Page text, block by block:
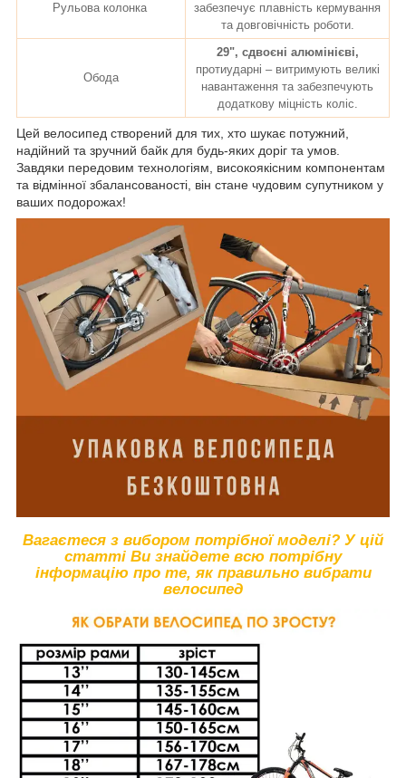
Рульова колонка
забезпечує плавність кермування
та довговічність роботи.
Обода
29", сдвоєні алюмінієві,
протиударні – витримують великі
навантаження та забезпечують
додаткову міцність коліс.
Цей велосипед створений для тих, хто шукає потужний,
надійний та зручний байк для будь-яких доріг та умов.
Завдяки передовим технологіям, високоякісним компонентам
та відмінної збалансованості, він стане чудовим супутником у
ваших подорожах!
Вагаєтеся з вибором потрібної моделі? У цій
статті Ви знайдете всю потрібну
інформацію про те, як правильно вибрати
велосипед